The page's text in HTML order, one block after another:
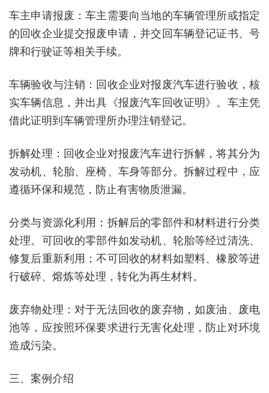
车主申请报废：车主需要向当地的车辆管理所或指定
的回收企业提交报废申请，并交回车辆登记证书、号
牌和行驶证等相关手续。
车辆验收与注销：回收企业对报废汽车进行验收，核
实车辆信息，并出具《报废汽车回收证明》。车主凭
借此证明到车辆管理所办理注销登记。
拆解处理：回收企业对报废汽车进行拆解，将其分为
发动机、轮胎、座椅、车身等部分。拆解过程中，应
遵循环保和规范，防止有害物质泄漏。
分类与资源化利用：拆解后的零部件和材料进行分类
处理。可回收的零部件如发动机、轮胎等经过清洗、
修复后重新利用；不可回收的材料如塑料、橡胶等进
行破碎、熔炼等处理，转化为再生材料。
废弃物处理：对于无法回收的废弃物，如废油、废电
池等，应按照环保要求进行无害化处理，防止对环境
造成污染。
三、案例介绍